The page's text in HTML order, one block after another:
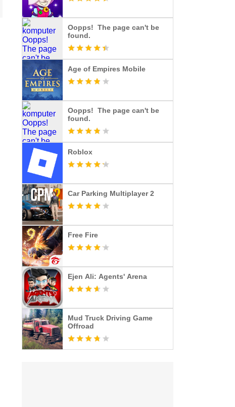
Oopps! The page can't be
found.
Age of Empires Mobile
Oopps! The page can't be
found.
Roblox
Car Parking Multiplayer 2
Free Fire
Ejen Ali: Agents' Arena
Mud Truck Driving Game
Offroad